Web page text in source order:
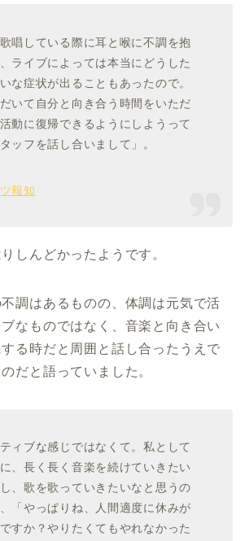
歌唱している際に耳と喉に不調を抱
ライブによっては本当にどうした
な症状が出ることもあったので。
いて自分と向き合う時間をいただ
動に復帰できるようにしようって
ッフを話し合いまして」。
報知
しんどかったようです。
調はあるものの、体調は元気で活
なものではなく、音楽と向き合い
る時だと周囲と話し合ったうえで
だと語っていました。
ティブな感じではなくて。私として
、長く長く音楽を続けていきたい
、歌を歌っていきたいなと思うの
「やっぱりね、人間適度に休みが
すか？やりたくてもやれなかった